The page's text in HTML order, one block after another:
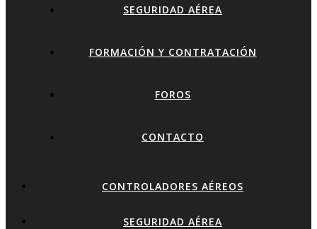
SEGURIDAD AÉREA
FORMACIÓN Y CONTRATACIÓN
FOROS
CONTACTO
CONTROLADORES AÉREOS
SEGURIDAD AÉREA